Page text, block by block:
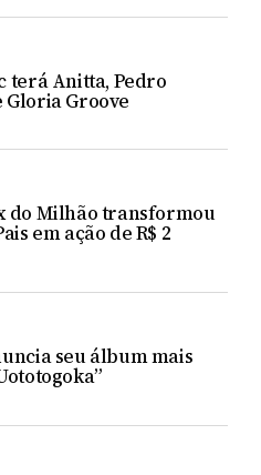
terá Anitta, Pedro
Gloria Groove
do Milhão transformou
em ação de R$ 2
seu álbum mais